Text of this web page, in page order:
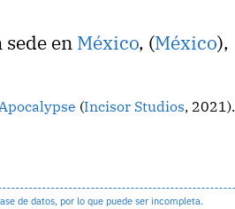
en México, (México),
(Incisor Studios, 2021).
de datos, por lo que puede ser incompleta.